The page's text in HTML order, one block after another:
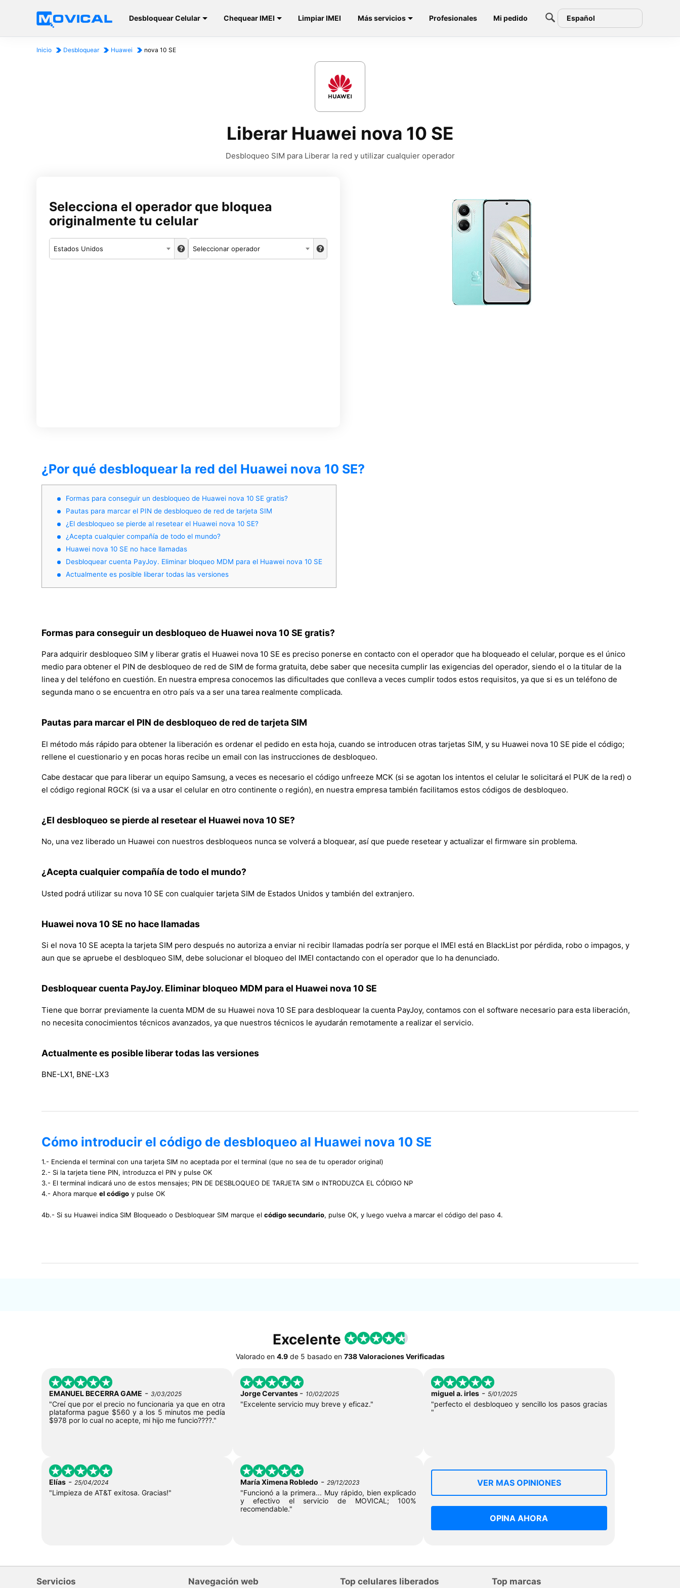
Desbloquear Celular Chequear IMEI Limpiar IMEI Más servicios Profesionales Mi pedido Español
Inicio Desbloquear Huawei nova 10 SE
Liberar Huawei nova 10 SE
Desbloqueo SIM para Liberar la red y utilizar cualquier operador
Selecciona el operador que bloquea
originalmente tu celular
Estados Unidos Seleccionar operador
¿Por qué desbloquear la red del Huawei nova 10 SE?
Formas para conseguir un desbloqueo de Huawei nova 10 SE gratis?
Pautas para marcar el PIN de desbloqueo de red de tarjeta SIM
¿El desbloqueo se pierde al resetear el Huawei nova 10 SE?
¿Acepta cualquier compañía de todo el mundo?
Huawei nova 10 SE no hace llamadas
Desbloquear cuenta PayJoy. Eliminar bloqueo MDM para el Huawei nova 10 SE
Actualmente es posible liberar todas las versiones
Formas para conseguir un desbloqueo de Huawei nova 10 SE gratis?
Para adquirir desbloqueo SIM y liberar gratis el Huawei nova 10 SE es preciso ponerse en contacto con el operador que ha bloqueado el celular, porque es el único
medio para obtener el PIN de desbloqueo de red de SIM de forma gratuita, debe saber que necesita cumplir las exigencias del operador, siendo el o la titular de la
linea y del teléfono en cuestión. En nuestra empresa conocemos las dificultades que conlleva a veces cumplir todos estos requisitos, ya que si es un teléfono de
segunda mano o se encuentra en otro país va a ser una tarea realmente complicada.
Pautas para marcar el PIN de desbloqueo de red de tarjeta SIM
El método más rápido para obtener la liberación es ordenar el pedido en esta hoja, cuando se introducen otras tarjetas SIM, y su Huawei nova 10 SE pide el código;
rellene el cuestionario y en pocas horas recibe un email con las instrucciones de desbloqueo.
Cabe destacar que para liberar un equipo Samsung, a veces es necesario el código unfreeze MCK (si se agotan los intentos el celular le solicitará el PUK de la red) o
el código regional RGCK (si va a usar el celular en otro continente o región), en nuestra empresa también facilitamos estos códigos de desbloqueo.
¿El desbloqueo se pierde al resetear el Huawei nova 10 SE?
No, una vez liberado un Huawei con nuestros desbloqueos nunca se volverá a bloquear, así que puede resetear y actualizar el firmware sin problema.
¿Acepta cualquier compañía de todo el mundo?
Usted podrá utilizar su nova 10 SE con cualquier tarjeta SIM de Estados Unidos y también del extranjero.
Huawei nova 10 SE no hace llamadas
Si el nova 10 SE acepta la tarjeta SIM pero después no autoriza a enviar ni recibir llamadas podría ser porque el IMEI está en BlackList por pérdida, robo o impagos, y
aun que se apruebe el desbloqueo SIM, debe solucionar el bloqueo del IMEI contactando con el operador que lo ha denunciado.
Desbloquear cuenta PayJoy. Eliminar bloqueo MDM para el Huawei nova 10 SE
Tiene que borrar previamente la cuenta MDM de su Huawei nova 10 SE para desbloquear la cuenta PayJoy, contamos con el software necesario para esta liberación,
no necesita conocimientos técnicos avanzados, ya que nuestros técnicos le ayudarán remotamente a realizar el servicio.
Actualmente es posible liberar todas las versiones
BNE-LX1, BNE-LX3
Cómo introducir el código de desbloqueo al Huawei nova 10 SE
1.- Encienda el terminal con una tarjeta SIM no aceptada por el terminal (que no sea de tu operador original)
2.- Si la tarjeta tiene PIN, introduzca el PIN y pulse OK
3.- El terminal indicará uno de estos mensajes; PIN DE DESBLOQUEO DE TARJETA SIM o INTRODUZCA EL CÓDIGO NP
4.- Ahora marque el código y pulse OK
4b.- Si su Huawei indica SIM Bloqueado o Desbloquear SIM marque el código secundario, pulse OK, y luego vuelva a marcar el código del paso 4.
Excelente
Valorado en 4.9de 5 basado en 738 Valoraciones Verificadas
EMANUEL BECERRA GAME - 3/03/2025
"Creí que por el precio no funcionaria ya que en otra
plataforma pague $560 y a los 5 minutos me pedía
$978 por lo cual no acepte, mi hijo me funcio????."
Jorge Cervantes - 10/02/2025
"Excelente servicio muy breve y eficaz."
miguel a. irles -5/01/2025
"perfecto el desbloqueo y sencillo los pasos gracias
"
Elías - 25/04/2024
"Limpieza de AT&T exitosa. Gracias!"
María Ximena Robledo - 29/12/2023
"Funcionó a la primera... Muy rápido, bien explicado
y efectivo el servicio de MOVICAL; 100%
recomendable."
VER MAS OPINIONES
OPINA AHORA
Servicios Navegación web Top celulares liberados Top marcas